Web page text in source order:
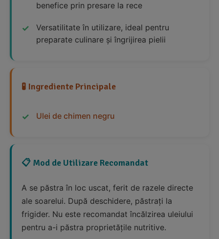
benefice prin presare la rece
Versatilitate în utilizare, ideal pentru
preparate culinare și îngrijirea pielii
🧪 Ingrediente Principale
Ulei de chimen negru
📋 Mod de Utilizare Recomandat
A se păstra în loc uscat, ferit de razele directe
ale soarelui. După deschidere, păstrați la
frigider. Nu este recomandat încălzirea uleiului
pentru a-i păstra proprietățile nutritive.